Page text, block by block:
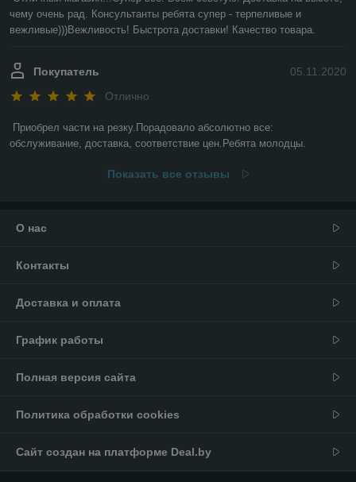
чему очень рад. Консультанты ребята супер - терпеливые и
вежливые)))Вежливость! Быстрота доставки! Качество товара.
05.11.2020
Покупатель
Отлично
Приобрел части на резку.Порадовало абсолютно все:
обслуживание, доставка, соответствие цен.Ребята молодцы.
Показать все отзывы
О нас
Контакты
Доставка и оплата
График работы
Полная версия сайта
Политика обработки cookies
Сайт создан на платформе Deal.by